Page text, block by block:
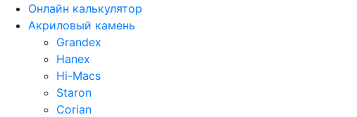
Онлайн калькулятор
Акриловый камень
Grandex
Hanex
Hi-Macs
Staron
Corian